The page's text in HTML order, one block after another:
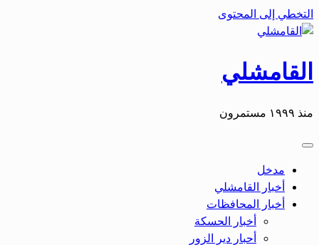
التخطي إلى المحتوى
القامشلي
منذ ١٩٩٩ مستمرون
مدخل
أخبار القامشلي
أخبار المحافظات
أخبار الحسكة
أحبار دير الزور